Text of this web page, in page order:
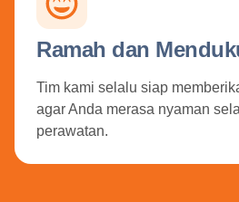
Ramah dan
Tim kami selalu siap
agar Anda merasa nyaman
perawatan.